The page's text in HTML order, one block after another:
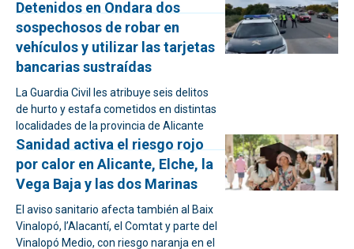
Detenidos en Ondara dos
sospechosos de robar en
vehículos y utilizar las tarjetas
bancarias sustraídas
La Guardia Civil les atribuye seis delitos
de hurto y estafa cometidos en distintas
localidades de la provincia de Alicante
Sanidad activa el riesgo rojo
por calor en Alicante, Elche, la
Vega Baja y las dos Marinas
El aviso sanitario afecta también al Baix
Vinalopó, l’Alacantí, el Comtat y parte del
Vinalopó Medio, con riesgo naranja en el